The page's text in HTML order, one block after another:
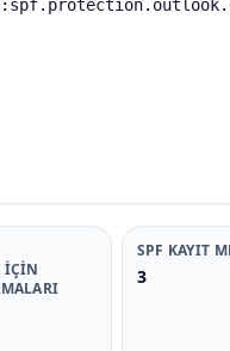
IÇIN
SPF KAYIT
3